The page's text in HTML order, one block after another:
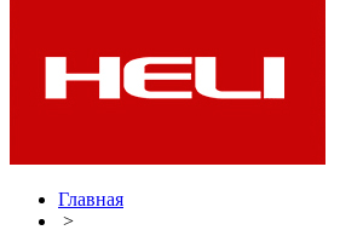
Главная
>